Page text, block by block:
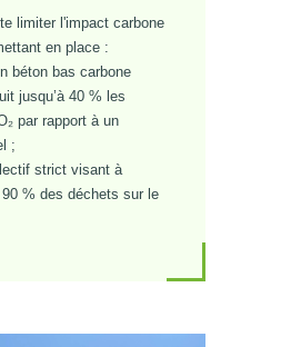
limiter l'impact carbone
en place :
béton bas carbone
jusqu’à 40 % les
par rapport à un
;
strict visant à
90 % des déchets sur le